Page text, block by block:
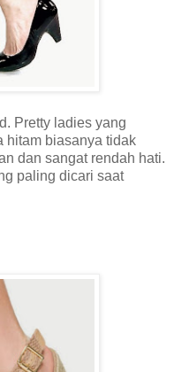
Pretty ladies yang
hitam biasanya tidak
dan sangat rendah hati.
paling dicari saat